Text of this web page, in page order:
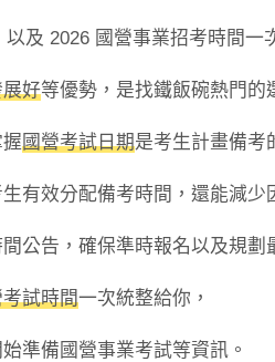
及 2026 國營事業招考時間一
好等優勢，是找鐵飯碗熱門的
握國營考試日期是考生計畫備考
有效分配備考時間，還能減少
公告，確保準時報名以及規劃
試時間一次統整給你，
準備國營事業考試等資訊。